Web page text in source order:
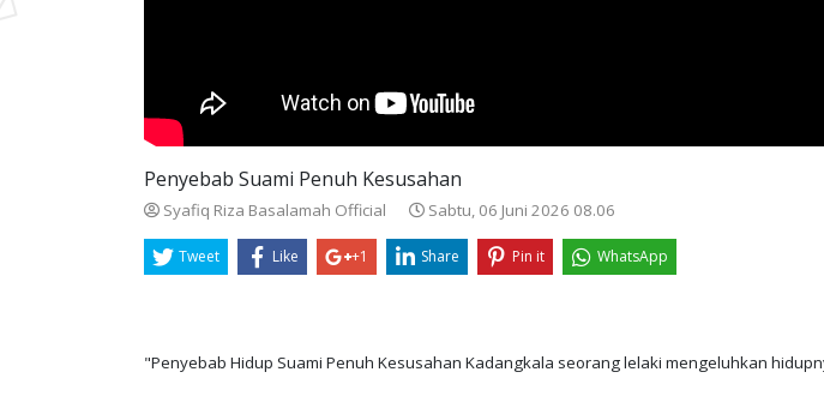
Penyebab Suami Penuh Kesusahan
Syafiq Riza Basalamah Official Sabtu, 06 Juni 2026 08.06
Tweet Like +1 Share Pin it WhatsApp